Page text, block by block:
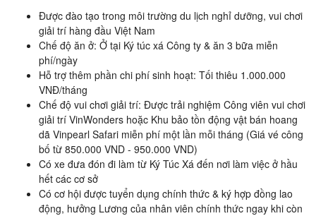
Được đào tạo trong môi trường du lịch nghỉ dưỡng, vui chơi
giải trí hàng đầu Việt Nam
Chế độ ăn ở: Ở tại Ký túc xá Công ty & ăn 3 bữa miễn
phí/ngày
Hỗ trợ thêm phần chi phí sinh hoạt: Tối thiêu 1.000.000
VNĐ/tháng
Chế độ vui chơi giải trí: Được trải nghiệm Công viên vui chơi
giải trí VinWonders hoặc Khu bảo tồn động vật bán hoang
dã Vinpearl Safari miễn phí một lần mỗi tháng (Giá vé công
bố từ 850.000 VND - 950.000 VND)
Có xe đưa đón đi làm từ Ký Túc Xá đến nơi làm việc ở hầu
hết các cơ sở
Có cơ hội được tuyển dụng chính thức & ký hợp đồng lao
động, hưởng Lương của nhân viên chính thức ngay khi còn